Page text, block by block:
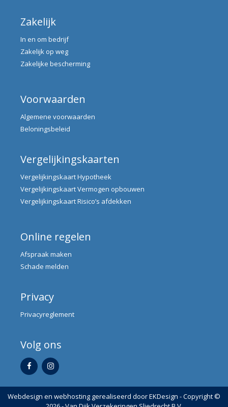
Zakelijk
In en om bedrijf
Zakelijk op weg
Zakelijke bescherming
Voorwaarden
Algemene voorwaarden
Beloningsbeleid
Vergelijkingskaarten
Vergelijkingskaart Hypotheek
Vergelijkingskaart Vermogen opbouwen
Vergelijkingskaart Risico’s afdekken
Online regelen
Afspraak maken
Schade melden
Privacy
Privacyreglement
Volg ons
Webdesign en webhosting gerealiseerd doorEKDesign - Copyright ©